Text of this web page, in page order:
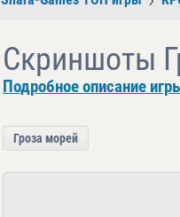
Скриншоты
Подробное описание
Гроза морей